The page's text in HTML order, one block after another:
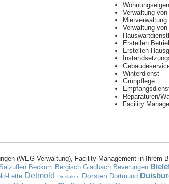
Verwaltung
Mietverwaltung
Verwaltung
Erstellen
Erstellen
Winterdienst
Grünpflege
Reparaturen/
Facility
(WEG-Verwaltung), Facility-Management in Ihrem
Beckum Bergisch Gladbach Beverungen
Lette Detmold Dinslaken Dorsten Dortmund